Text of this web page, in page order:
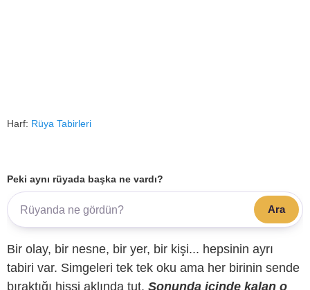
Harf: Rüya Tabirleri
Peki aynı rüyada başka ne vardı?
Ara
Bir olay, bir nesne, bir yer, bir kişi... hepsinin ayrı
tabiri var. Simgeleri tek tek oku ama her birinin sende
bıraktığı hissi aklında tut. Sonunda içinde kalan o